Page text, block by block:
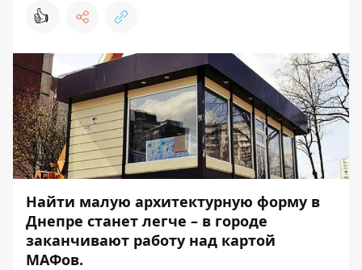
👍
Найти малую архитектурную форму в
Днепре станет легче – в городе
заканчивают работу над картой
МАФов.